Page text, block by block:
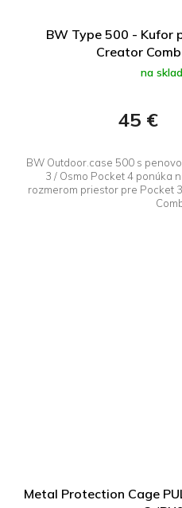
BW Type 500 - Kufor
Creator
na
45 €
BW Outdoor.case 500 s
3 / Osmo Pocket 4 ponúka
rozmerom priestor pre Pocket
Metal Protection Cage